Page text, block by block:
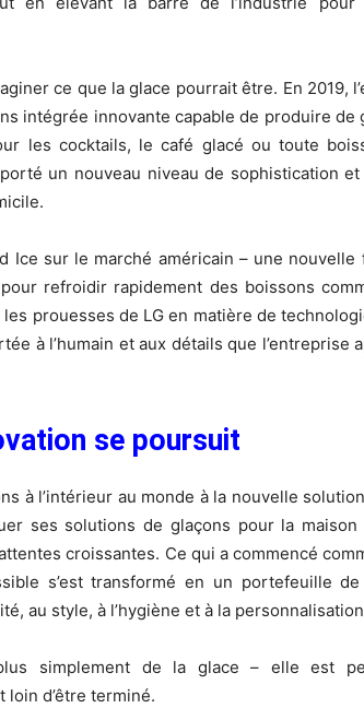
ce que la glace pourrait être. En 2019,
intégrée innovante capable de produire de
les cocktails, le café glacé ou toute
un nouveau niveau de sophistication et
Ice sur le marché américain – une
refroidir rapidement des boissons
prouesses de LG en matière de
à l’humain et aux détails que l’entreprise
se poursuit
à l’intérieur au monde à la nouvelle
ses solutions de glaçons pour la
croissantes. Ce qui a commencé
s’est transformé en un portefeuille
au style, à l’hygiène et à la
simplement de la glace – elle est
loin d’être terminé.